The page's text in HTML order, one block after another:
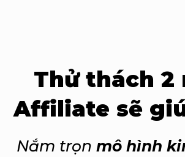
Thử thách 2
Affiliate sẽ
Nắm trọn mô hình